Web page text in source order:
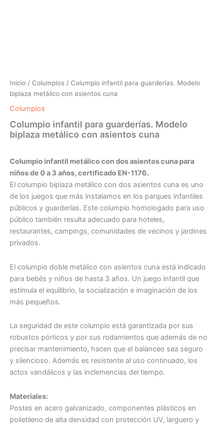
Inicio / Columpios / Columpio infantil para guarderías. Modelo
biplaza metálico con asientos cuna
Columpios
Columpio infantil para guarderías. Modelo
biplaza metálico con asientos cuna
Columpio infantil metálico con dos asientos cuna para
niños de 0 a 3 años, certificado EN-1176.
El columpio biplaza metálico con dos asientos cuna es uno
de los juegos que más instalamos en los parques infantiles
públicos y guarderías. Este columpio homologado para uso
público también resulta adecuado para hoteles,
restaurantes, campings, comunidades de vecinos y jardines
privados.
El columpio doble metálico con asientos cuna está indicado
para bebés y niños de hasta 3 años. Un juego infantil que
estimula el equilibrio, la socialización e imaginación de los
más pequeños.
La seguridad de este columpio está garantizada por sus
robustos pórticos y por sus rodamientos que además de no
precisar mantenimiento, hacen que el balanceo sea seguro
y silencioso. Además es resistente al uso continuado, los
actos vandálicos y las inclemencias del tiempo.
Materiales:
Postes en acero galvanizado, componentes plásticos en
polietileno de alta densidad con protección UV, larguero y